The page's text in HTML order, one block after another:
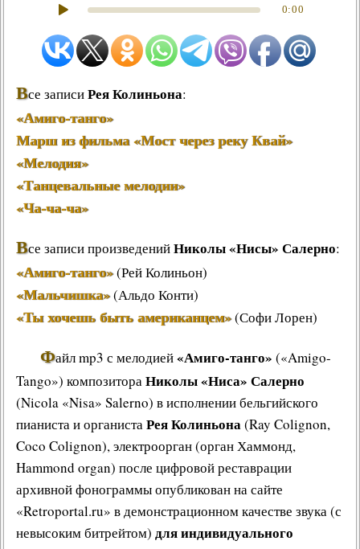
0:00
Все записиРея Колиньона:
«Амиго-танго»
Марш из фильма «Мост через реку Квай»
«Мелодия»
«Танцевальные мелодии»
«Ча-ча-ча»
Все записи произведенийНиколы «Нисы» Салерно:
«Амиго-танго»(Рей Колиньон)
«Мальчишка»(Альдо Конти)
«Ты хочешь быть американцем»(Софи Лорен)
Файл mp3 с мелодией«Амиго-танго» («Amigo-
Tango») композитораНиколы «Ниса» Салерно
(Nicola «Nisa» Salerno) в исполнении бельгийского
пианиста и органистаРея Колиньона(Ray Colignon,
Coco Colignon), электроорган (орган Хаммонд,
Hammond organ) после цифровой реставрации
архивной фонограммы опубликован на сайте
«Retroportal.ru» в демонстрационном качестве звука (с
невысоким битрейтом) для индивидуального